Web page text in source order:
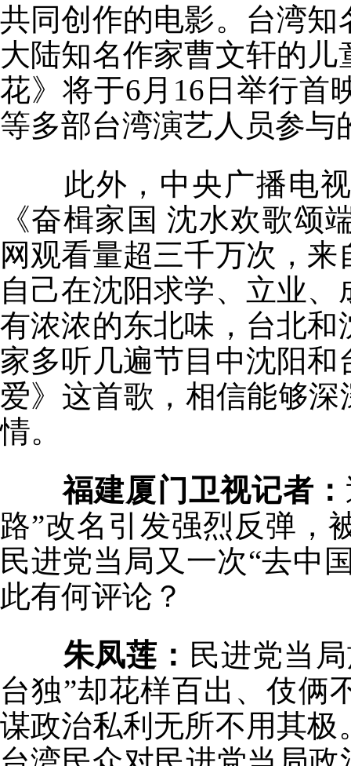
共同创作的电影。台湾
大陆知名作家曹文轩的
花》将于6月16日举行首
等多部台湾演艺人员参与
此外，中央广播电
《奋楫家国 沈水欢歌颂
网观看量超三千万次，
自己在沈阳求学、立业
有浓浓的东北味，台北
家多听几遍节目中沈阳
爱》这首歌，相信能够
情。
福建厦门卫视记者：
路”改名引发强烈反弹，
民进党当局又一次“去中
此有何评论？
朱凤莲： 民进党当
台独”却花样百出、伎俩
谋政治私利无所不用其